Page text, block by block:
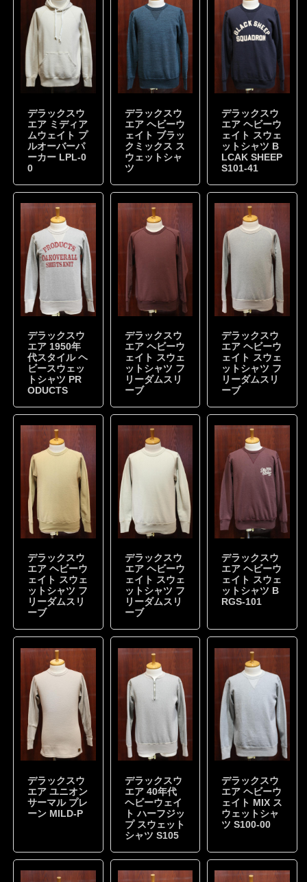
デラックスウ
エア ミディア
ムウェイト プ
ルオーバーパ
ーカー LPL-0
0
デラックスウ
エア ヘビーウ
ェイト ブラッ
クミックス ス
ウェットシャ
ツ
デラックスウ
エア ヘビーウ
ェイト スウェ
ットシャツ B
LCAK SHEEP
S101-41
デラックスウ
エア 1950年
代スタイル ヘ
ビースウェッ
トシャツ PR
ODUCTS
デラックスウ
エア ヘビーウ
ェイト スウェ
ットシャツ フ
リーダムスリ
ーブ
デラックスウ
エア ヘビーウ
ェイト スウェ
ットシャツ フ
リーダムスリ
ーブ
デラックスウ
エア ヘビーウ
ェイト スウェ
ットシャツ フ
リーダムスリ
ーブ
デラックスウ
エア ヘビーウ
ェイト スウェ
ットシャツ フ
リーダムスリ
ーブ
デラックスウ
エア ヘビーウ
ェイト スウェ
ットシャツ B
RGS-101
デラックスウ
エア ユニオン
サーマル プレ
ーン MILD-P
デラックスウ
エア 40年代
ヘビーウェイ
ト ハーフジッ
プ スウェット
シャツ S105
デラックスウ
エア ヘビーウ
ェイト MIX ス
ウェットシャ
ツ S100-00